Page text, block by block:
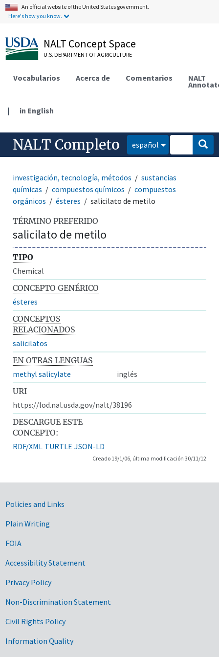
An official website of the United States government.
Here's how you know.
NALT Concept Space
U.S. DEPARTMENT OF AGRICULTURE
Vocabularios Acerca de Comentarios NALT
| in English
NALT Completo español
investigación, tecnología, métodos
sustancias
químicas
compuestos químicos
compuestos
orgánicos
ésteres salicilato de metilo
TÉRMINO PREFERIDO
salicilato de metilo
TIPO
Chemical
CONCEPTO GENÉRICO
ésteres
CONCEPTOS
RELACIONADOS
salicilatos
EN OTRAS LENGUAS
methyl salicylate
inglés
URI
https://lod.nal.usda.gov/nalt/38196
DESCARGUE ESTE
CONCEPTO:
RDF/XML TURTLE JSON-LD
Creado 19/1/06, última modificación 30/11/12
Government Links
Policies and Links
Plain Writing
FOIA
Accessibility Statement
Privacy Policy
Non-Discrimination Statement
Civil Rights Policy
Information Quality